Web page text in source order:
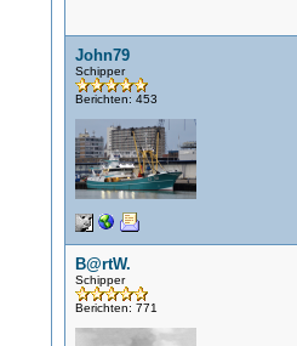
John79
Schipper
Berichten: 453
B@rtW.
Schipper
Berichten: 771